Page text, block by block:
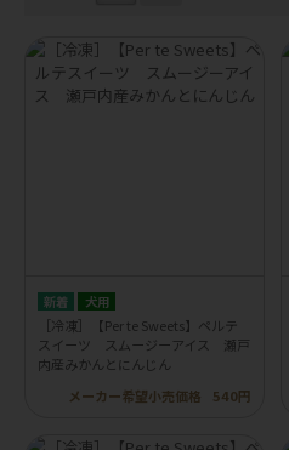
犬用
［冷凍］【Per te Sweets】ペルテ
スイーツ スムージーアイス 瀬戸
内産みかんとにんじん
メーカー希望小売価格
540円